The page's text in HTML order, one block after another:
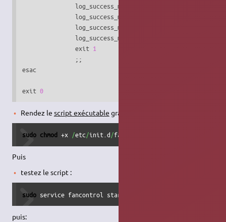
               log_success_msg
               log_success_msg
               log_success_msg
               log_success_msg
               exit
1
               ;;
esac
exit 0
Rendez le script exécutable grâce à cette commande :
sudo chmod +x /etc/init.d/fancontrol
Puis
testez le script :
sudo service fancontrol start
puis: